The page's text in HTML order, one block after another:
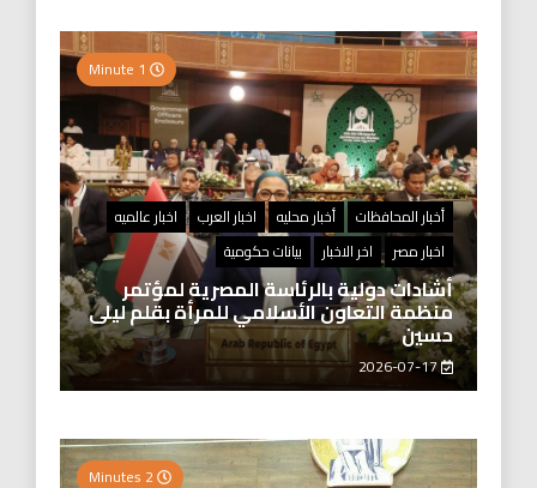
أخبار المحافظات أخبار محليه اخبار العرب
اخبار عالميه
اخبار مصر
اخر الاخبار بيانات حكومية
أشادات دولية بالرئاسة المصرية لمؤتمر
منظمة التعاون الأسلامي للمرأة بقلم ليلى
حسين
2026-07-17